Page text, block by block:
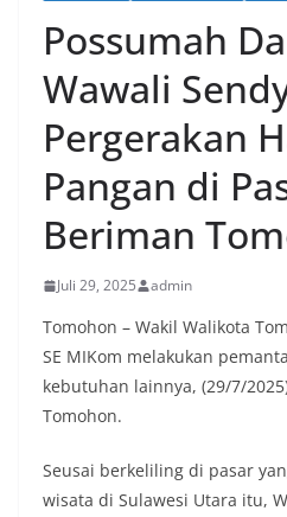
Possumah
Wawali
Pergerakan
Pangan di
Beriman
Juli 29, 2025 admin
Tomohon – Wakil Walikota
SE MIKom melakukan
kebutuhan lainnya, (29/7/
Tomohon.
Seusai berkeliling di pasar
wisata di Sulawesi Utara itu,